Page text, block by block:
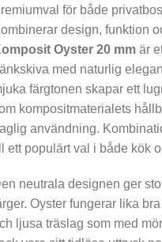
för både
design, funktion
Oyster 20 mm är
med naturlig
färgtonen skapar ett
kompositmaterialets
användning.
ett populärt val i både kök
neutrala designen ger
Oyster fungerar lika
ljusa träslag som med